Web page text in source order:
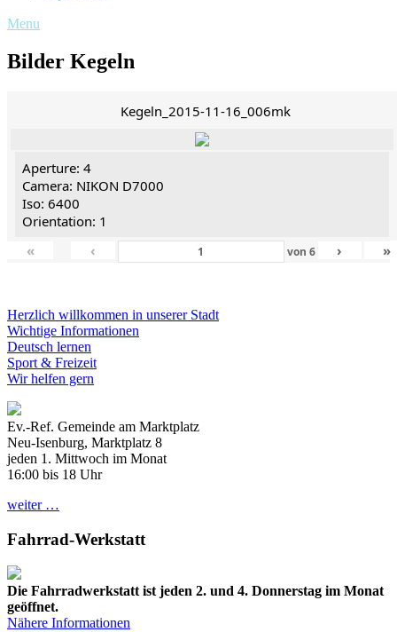
Menu
Bilder Kegeln
Kegeln_2015-11-16_006mk
Aperture: 4
Camera: NIKON D7000
Iso: 6400
Orientation: 1
«
‹ von 6 › »
Herzlich willkommen in unserer Stadt
Wichtige Informationen
Deutsch lernen
Sport & Freizeit
Wir helfen gern
Ev.-Ref. Gemeinde am Marktplatz
Neu-Isenburg, Marktplatz 8
jeden 1. Mittwoch im Monat
16:00 bis 18 Uhr
weiter …
Fahrrad-Werkstatt
Die Fahrradwerkstatt ist jeden 2. und 4. Donnerstag im Monat
geöffnet.
Nähere Informationen